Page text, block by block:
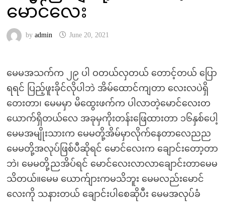
မောင်လေး
by admin June 20, 2021
မေမအသက်က ၂၉ ပါ ဝတယ်လှတယ် တောင့်တယ် ပြော
ရရင် ပြည့်ဖူးခိုင်လိုပါဘဲ အိမ်ထောင်ကျတာ လေးလပဲရှိ
တေးတာ၊ မေမမှာ မိထွေးဖက်က ပါလာတဲ့မောင်လေးတ
ယောက်ရှိတယ်လေ အခုမှကိုးတန်းဖြေထားတာ ၁၆နှစ်ပေါ့
မေမအမျိုးသားက မေမတို့အိမ်မှာလိုက်နေတာလေညည
မေမတို့အလုပ်ဖြစ်ပီဆိုရင် မောင်လေးက ချောင်းတော့တာ
ဘဲ၊ မေမတို့ညအိပ်ရင် မောင်လေးလာလာချောင်းတာမေမ
သိတယ်။မေမ ယောက်ျားကမသိဘူး မေမလည်းမောင်
လေးကို သနားတယ် ချောင်းပါစေဆိုပီး မေမအလုပ်ခံ